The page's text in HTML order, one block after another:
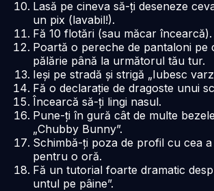
Lasă pe cineva să-ți deseneze
un pix (lavabil!).
Fă 10 flotări (sau măcar încearcă).
Poartă o pereche de pantaloni pe
pălărie până la următorul tău tur.
Ieși pe stradă și strigă „Iubesc
Fă o declarație de dragoste unui
Încearcă să-ți lingi nasul.
Pune-ți în gură cât de multe
„Chubby Bunny”.
Schimbă-ți poza de profil cu cea
pentru o oră.
Fă un tutorial foarte dramatic
untul pe pâine”.